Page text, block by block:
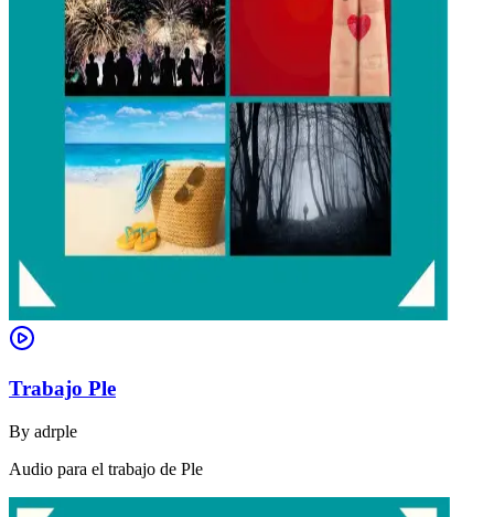
Trabajo Ple
By adrple
Audio para el trabajo de Ple